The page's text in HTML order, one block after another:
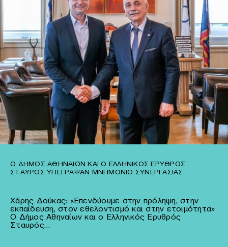
Ο ΔΉΜΟΣ ΑΘΗΝΑΊΩΝ ΚΑΙ Ο ΕΛΛΗΝΙΚΌΣ ΕΡΥΘΡΌΣ
ΣΤΑΥΡΌΣ ΥΠΈΓΡΑΨΑΝ ΜΝΗΜΌΝΙΟ ΣΥΝΕΡΓΑΣΊΑΣ
Χάρης Δούκας: «Επενδύουμε στην πρόληψη, στην
εκπαίδευση, στον εθελοντισμό και στην ετοιμότητα»
Ο Δήμος Αθηναίων και ο Ελληνικός Ερυθρός
Σταυρός…